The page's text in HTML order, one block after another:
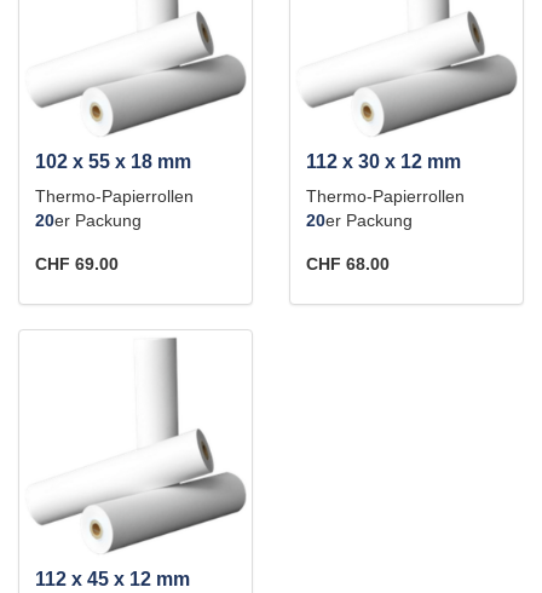
102 x 55 x 18 mm
Thermo-Papierrollen
20er Packung
CHF 69.00
112 x 30 x 12 mm
Thermo-Papierrollen
20er Packung
CHF 68.00
112 x 45 x 12 mm